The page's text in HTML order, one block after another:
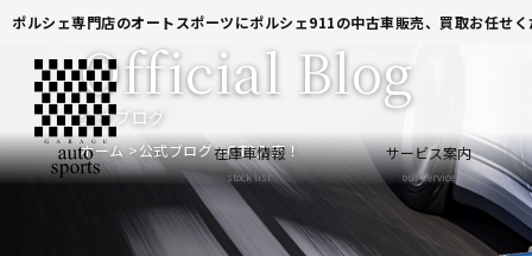
ポルシェ専門店のオートスポーツにポルシェ911の中古車販売、買取お任せ
在庫車情報
stock list
サービス案内
our service
公式ブログ
Official Blog
ホーム 公式ブログ GT3入庫！